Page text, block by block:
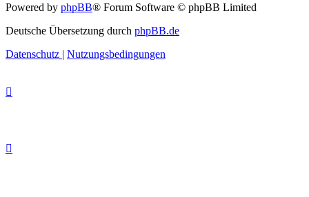
Powered by phpBB® Forum Software © phpBB Limited
Deutsche Übersetzung durch phpBB.de
Datenschutz | Nutzungsbedingungen